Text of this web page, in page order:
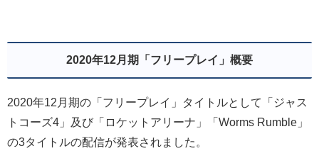
2020年12月期「フリープレイ」概要
2020年12月期の「フリープレイ」タイトルとして「ジャス
トコーズ4」及び「ロケットアリーナ」「Worms Rumble」
の3タイトルの配信が発表されました。